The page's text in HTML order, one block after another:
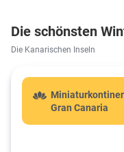
Die schönsten
Die Kanarischen Inseln
Gran Canaria